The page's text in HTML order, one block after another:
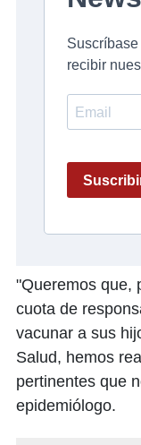
"Queremos que,
cuota de
vacunar a sus
Salud, hemos
pertinentes que
epidemiólogo.